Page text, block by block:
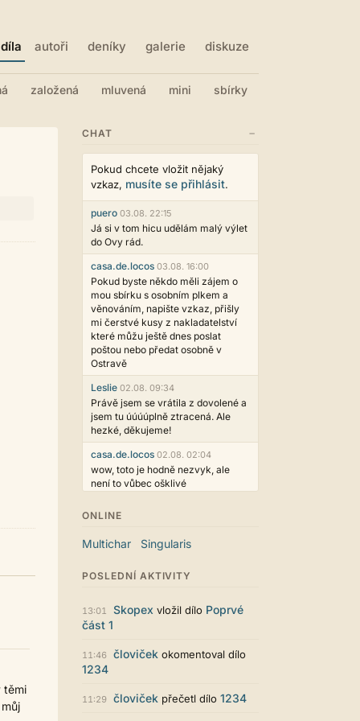
díla autoři deníky galerie diskuze
založená mluvená mini sbírky
těmi
CHAT −
Pokud chcete vložit nějaký
vzkaz, musíte se přihlásit.
puero 03.08. 22:15
Já si v tom hicu udělám malý výlet
do Ovy rád.
casa.de.locos 03.08. 16:00
Pokud byste někdo měli zájem o
mou sbírku s osobním plkem a
věnováním, napište vzkaz, přišly
mi čerstvé kusy z nakladatelství
které můžu ještě dnes poslat
poštou nebo předat osobně v
Ostravě
Leslie 02.08. 09:34
Právě jsem se vrátila z dovolené a
jsem tu úúúúplně ztracená. Ale
hezké, děkujeme!
casa.de.locos 02.08. 02:04
wow, toto je hodně nezvyk, ale
není to vůbec ošklivé
Už i počet přečtení jde vidět,
reklama co zasahovala do chatu je
myslím také už v pořádku,
Líbí se mi tmavá varianta nového
vzhledu. Na některých místech
jsou sice mezi prvky příliš velké
určitě to půjde upravit místním
stylem... Celkově je styl dobře
ONLINE
Multichar Singularis
POSLEDNÍ AKTIVITY
13:01 Skopex vložil dílo Poprvé
část 1
11:46 človiček okomentoval dílo
1234
11:29 človiček přečetl dílo 1234